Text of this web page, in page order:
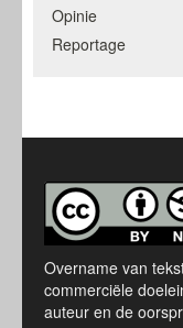
Opinie
Reportage
Overname van
commerciële
auteur en de